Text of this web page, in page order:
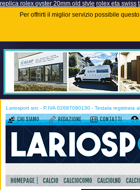
replica rolex oyster 20mm old style rolex eta swiss
Per offrirti il miglior servizio possibile
Lariosport snc - P.IVA 02687090130 - Testata registrata
CHI SIAMO REDAZIONE CONTATTI
HOMEPAGE CALCIO CALCIOCOMO CALCIOLND